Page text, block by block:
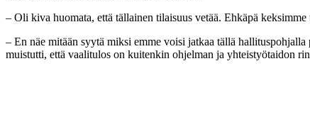
– Oli kiva huomata, että tällainen tilaisuus vetää. Ehkäpä
– En näe mitään syytä miksi emme voisi jatkaa tällä
muistutti, että vaalitulos on kuitenkin ohjelman ja yhteistyötaidon